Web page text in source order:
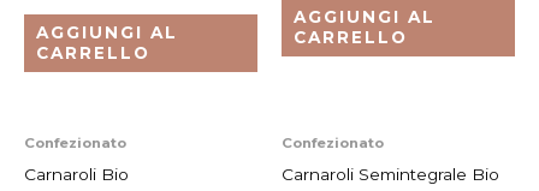
AGGIUNGI AL
CARRELLO
AGGIUNGI AL
CARRELLO
Confezionato
Carnaroli Bio
Confezionato
Carnaroli Semintegrale Bio